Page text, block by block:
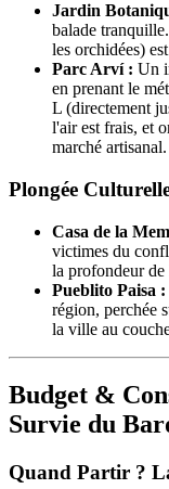
Jardin
balade
les orchidées)
Parc Arví : Un
en prenant le
L (directement
l'air est frais, et
marché
Plongée
Casa de la
victimes du
la profondeur
Pueblito Paisa :
région, perchée
la ville au
Budget &
Survie du
Quand Partir ?